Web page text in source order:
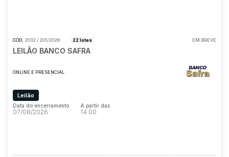
COD. 2032 / 201/2026 22 lotes EM BREVE
LEILÃO BANCO SAFRA
ONLINE E PRESENCIAL
Leilão
Data do encerramento
07/08/2026
A partir das
14:00